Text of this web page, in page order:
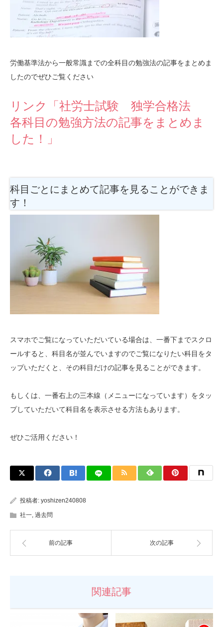
労働基準法から一般常識までの全科目の勉強法の記事をまとめま
したのでぜひご覧ください
リンク「社労士試験 独学合格法
各科目の勉強方法の記事をまとめま
した！」
科目ごとにまとめて記事を見ることができま
す！
スマホでご覧になっていただいている場合は、一番下までスクロ
ールすると、科目名が並んでいますのでご覧になりたい科目をタ
ップいただくと、その科目だけの記事を見ることができます。
もしくは、一番右上の三本線（メニューになっています）をタッ
プしていただいて科目名を表示させる方法もあります。
ぜひご活用ください！
投稿者: yoshizen240808
社一, 過去問
前の記事 次の記事
関連記事